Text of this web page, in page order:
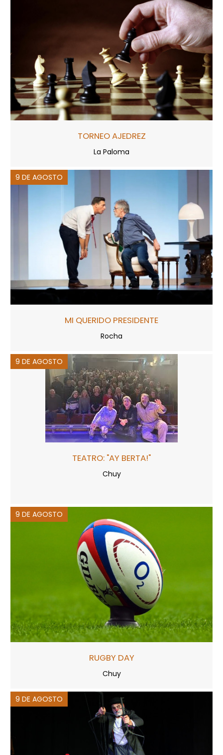
TORNEO AJEDREZ
La Paloma
9 DE AGOSTO
MI QUERIDO PRESIDENTE
Rocha
9 DE AGOSTO
TEATRO: "AY BERTA!"
Chuy
9 DE AGOSTO
RUGBY DAY
Chuy
9 DE AGOSTO